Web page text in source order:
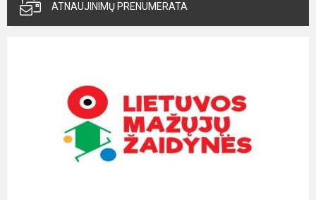
ATNAUJINIMŲ PRENUMERATA